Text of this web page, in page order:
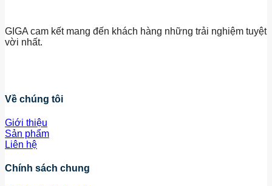
GIGA cam kết mang đến khách hàng những trải nghiệm tuyệt
vời nhất.
Về chúng tôi
Giới thiệu
Sản phẩm
Liên hệ
Chính sách chung